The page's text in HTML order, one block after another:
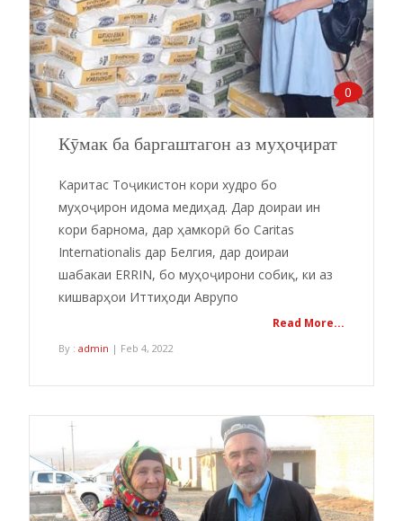
0
Кӯмак ба баргаштагон аз муҳоҷират
Каритас Тоҷикистон кори худро бо
муҳоҷирон идома медиҳад. Дар доираи ин
кори барнома, дар ҳамкорӣ бо Caritas
Internationalis дар Белгия, дар доираи
шабакаи ERRIN, бо муҳоҷирони собиқ, ки аз
кишварҳои Иттиҳоди Аврупо
Read More...
By : admin | Feb 4, 2022